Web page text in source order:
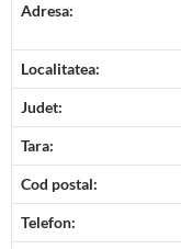
Adresa:
Localitatea:
Judet:
Tara:
Cod postal:
Telefon: